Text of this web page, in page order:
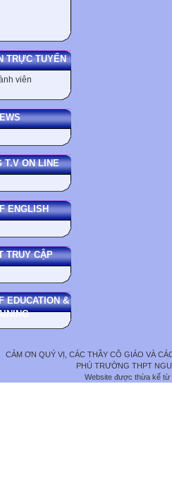
TRỰC TUYẾN
viên
T.V ON LINE
ENGLISH
TRUY CẬP
EDUCATION &
CẢM ƠN QUÝ VỊ, CÁC THẦY CÔ GIÁO VÀ
PHÚ TRƯỜNG THPT
Website được thừa kế từ